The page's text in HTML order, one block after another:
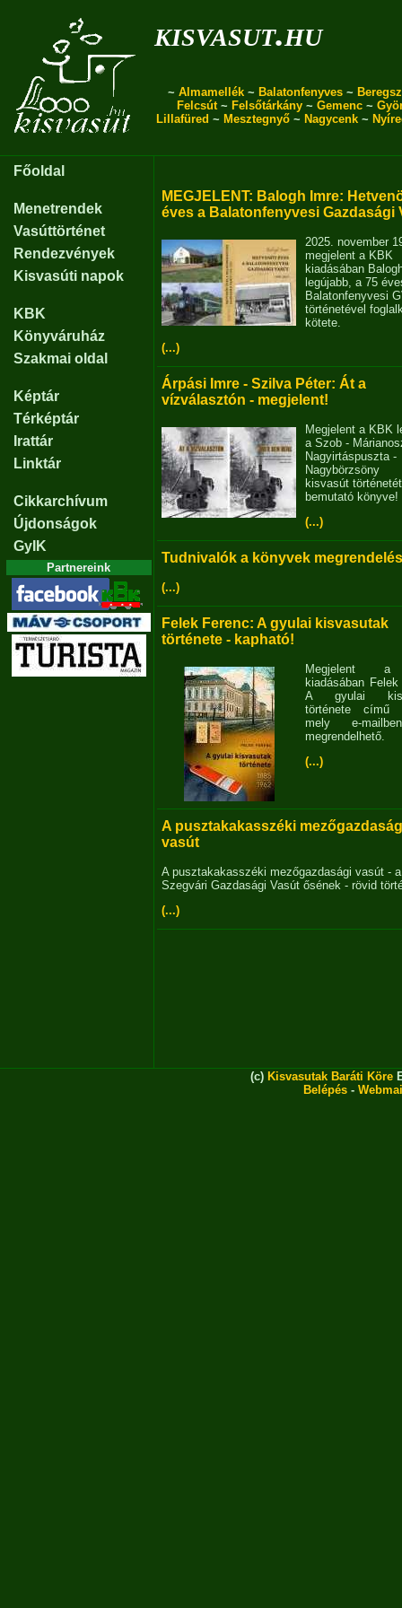
kisvasut.hu
~ Almamellék ~ Balatonfenyves ~
Felcsút~ Felsőtárkány ~ Gemenc ~
Lillafüred ~ Mesztegnyő ~ Nagycenk ~
Főoldal
Menetrendek
Vasúttörténet
Rendezvények
Kisvasúti napok
KBK
Könyváruház
Szakmai oldal
Képtár
Térképtár
Irattár
Linktár
Cikkarchívum
Újdonságok
GyIK
Partnereink
MEGJELENT: Balogh Imre:
éves a Balatonfenyvesi Gazdasági
2025. november
megjelent a KBK
kiadásában
legújabb, a 75
Balatonfenyvesi
történetével
kötete.
(...)
Árpási Imre - Szilva Péter: Át a
vízválasztón - megjelent!
Megjelent a KBK
a Szob -
Nagyirtáspuszta -
Nagybörzsöny
kisvasút történetét
bemutató könyve!
(...)
Tudnivalók a könyvek
(...)
Felek Ferenc: A gyulai kisvasutak
története - kapható!
Megjelent
kiadásában
A gyulai
története című
mely e-
megrendelhető.
(...)
A pusztakakasszéki
vasút
A pusztakakasszéki mezőgazdasági vasút - a
Szegvári Gazdasági Vasút ősének - rövid
(...)
(c) Kisvasutak Baráti Köre
Belépés -